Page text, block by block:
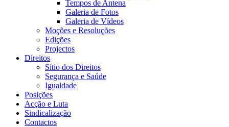
Tempos de Antena
Galeria de Fotos
Galeria de Vídeos
Moções e Resoluções
Edições
Projectos
Direitos
Sítio dos Direitos
Segurança e Saúde
Igualdade
Posições
Acção e Luta
Sindicalização
Contactos